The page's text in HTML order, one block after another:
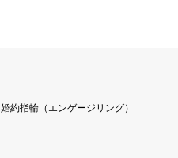
婚約指輪（エンゲージリング）